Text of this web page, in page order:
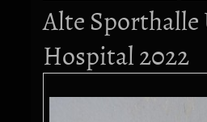
Alte Sporthalle
Hospital 2022